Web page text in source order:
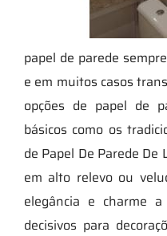
papel de parede
e em muitos casos
opções de papel de
básicos como os
de Papel De Parede
em alto relevo ou
elegância e charme
decisivos para